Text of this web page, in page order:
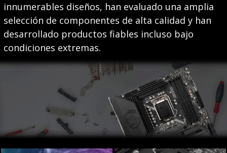
innumerables diseños, han evaluado una amplia
selección de componentes de alta calidad y han
desarrollado productos fiables incluso bajo
condiciones extremas.